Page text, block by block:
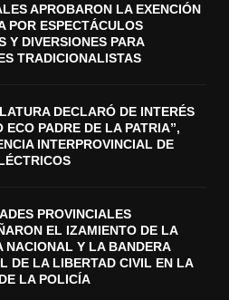
APROBARON LA EXENCIÓN
POR ESPECTÁCULOS
Y DIVERSIONES PARA
TRADICIONALISTAS
DECLARÓ DE INTERÉS
ECO PADRE DE LA PATRIA”,
INTERPROVINCIAL DE
PROVINCIALES
EL IZAMIENTO DE LA
NACIONAL Y LA BANDERA
DE LA LIBERTAD CIVIL EN LA
LA POLICÍA